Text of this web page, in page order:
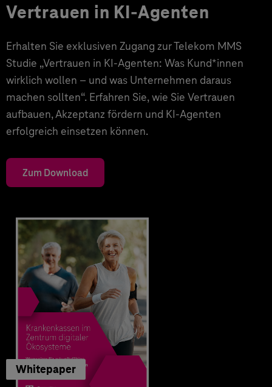
Vertrauen in KI-Agenten
Erhalten Sie exklusiven Zugang zur Telekom MMS
Studie „Vertrauen in KI-Agenten: Was Kund*innen
wirklich wollen – und was Unternehmen daraus
machen sollten“. Erfahren Sie, wie Sie Vertrauen
aufbauen, Akzeptanz fördern und KI-Agenten
erfolgreich einsetzen können.
Zum Download
Whitepaper